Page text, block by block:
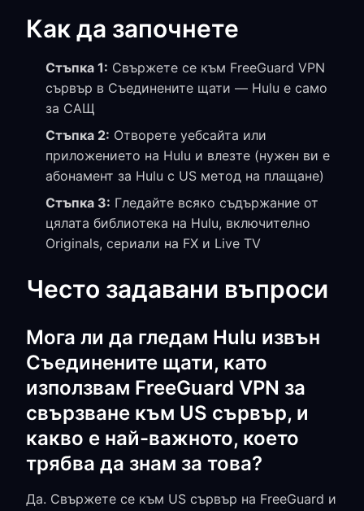
Как да започнете
Стъпка 1: Свържете се към FreeGuard VPN
сървър в Съединените щати — Hulu е само
за САЩ
Стъпка 2: Отворете уебсайта или
приложението на Hulu и влезте (нужен ви е
абонамент за Hulu с US метод на плащане)
Стъпка 3: Гледайте всяко съдържание от
цялата библиотека на Hulu, включително
Originals, сериали на FX и Live TV
Често задавани въпроси
Мога ли да гледам Hulu извън
Съединените щати, като
използвам FreeGuard VPN за
свързване към US сървър, и
какво е най-важното, което
трябва да знам за това?
Да. Свържете се към US сървър на FreeGuard и